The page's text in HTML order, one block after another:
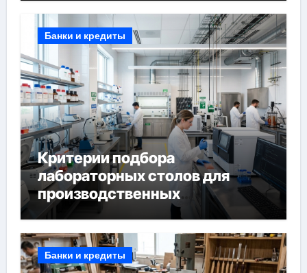
Банки и кредиты
Критерии подбора
лабораторных столов для
производственных
лабораторий
Банки и кредиты